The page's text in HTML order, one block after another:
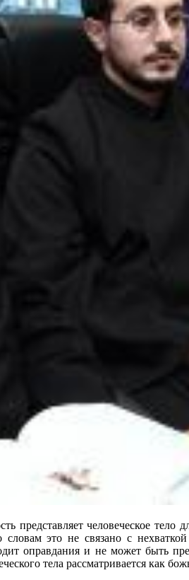
представляет человеческое
это не связано с
оправдания и не может быть
тела рассматривается как